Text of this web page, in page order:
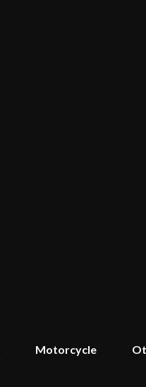
Motorcycle